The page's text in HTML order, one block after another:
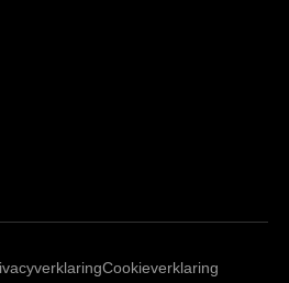
Cookieverklaring